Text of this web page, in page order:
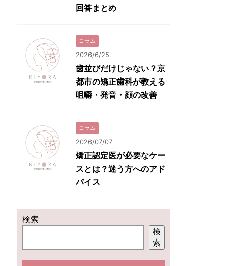
回答まとめ
コラム
2026/6/25
歯並びだけじゃない？京
都市の矯正歯科が教える
咀嚼・発音・顔の改善
コラム
2026/07/07
矯正認定医が必要なケー
スとは？迷う方へのアド
バイス
検索
検
索